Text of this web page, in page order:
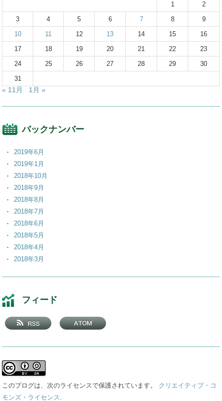
1
2
3
4 5 6 7 8
9
10
11 12 13 14 15
16
17
18 19 20 21 22
23
24
25 26 27 28 29
30
31
« 11月 1月 »
バックナンバー
2019年6月
2019年1月
2018年10月
2018年9月
2018年8月
2018年7月
2018年6月
2018年5月
2018年4月
2018年3月
2017年12月
2017年11月
2017年10月
2017年9月
2017年6月
2017年5月
2017年4月
フィード
このブログは、次のライセンスで保護されています。 クリエイティブ・コ
モンズ・ライセンス.